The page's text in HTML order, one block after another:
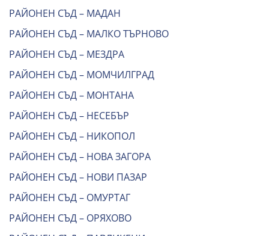
РАЙОНЕН СЪД – МАДАН
РАЙОНЕН СЪД – МАЛКО ТЪРНОВО
РАЙОНЕН СЪД – МЕЗДРА
РАЙОНЕН СЪД – МОМЧИЛГРАД
РАЙОНЕН СЪД – МОНТАНА
РАЙОНЕН СЪД – НЕСЕБЪР
РАЙОНЕН СЪД – НИКОПОЛ
РАЙОНЕН СЪД – НОВА ЗАГОРА
РАЙОНЕН СЪД – НОВИ ПАЗАР
РАЙОНЕН СЪД – ОМУРТАГ
РАЙОНЕН СЪД – ОРЯХОВО